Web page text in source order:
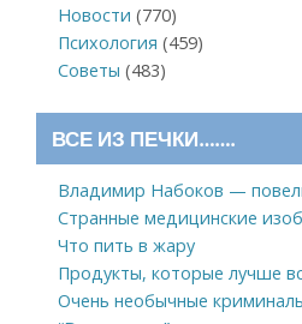
Новости (770)
Психология (459)
Советы (483)
ВСЕ ИЗ ПЕЧКИ…….
Владимир Набоков —
Странные медицинские
Что пить в жару
Продукты, которые лучше
Очень необычные